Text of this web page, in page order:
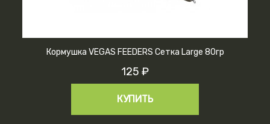
Кормушка VEGAS FEEDERS Сетка Large 80гр
125 ₽
КУПИТЬ